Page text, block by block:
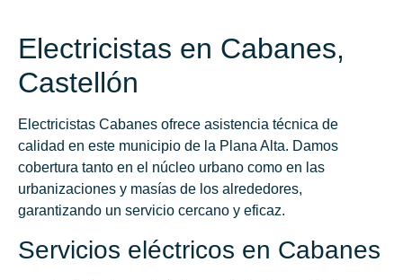
Electricistas en Cabanes,
Castellón
Electricistas Cabanes ofrece asistencia técnica de
calidad en este municipio de la Plana Alta. Damos
cobertura tanto en el núcleo urbano como en las
urbanizaciones y masías de los alrededores,
garantizando un servicio cercano y eficaz.
Servicios eléctricos en Cabanes